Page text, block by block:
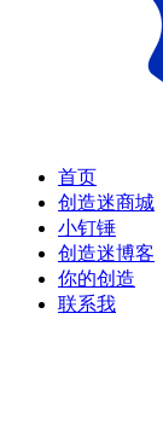
首页
创造迷商城
小钉锤
创造迷博客
你的创造
联系我